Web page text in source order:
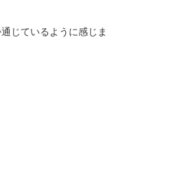
じているように感じま